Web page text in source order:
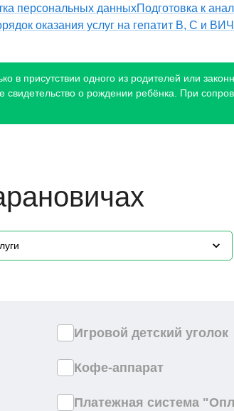
персональных данныхПодготовка к
оказания услуг на гепатит B, С и ВИЧ
в присутствии одного из родителей или
свидетельство о рождении ребёнка. При
Игровой детский уголок
Кофе-аппарат
Платежная система